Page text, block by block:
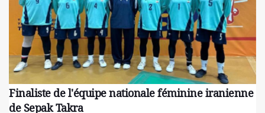
Finaliste de l'équipe nationale féminine iranienne
de Sepak Takra